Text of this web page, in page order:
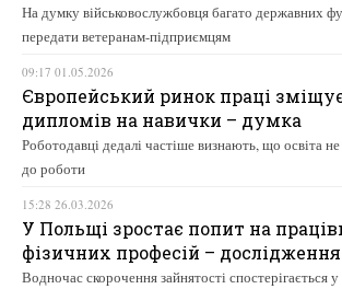
На думку військовослужбовця багато державних
передати ветеранам-підприємцям
09:17 01.05.2026
Європейський ринок праці
дипломів на навички – думка
Роботодавці дедалі частіше визнають, що освіта
до роботи
15:28 26.03.2026
У Польщі зростає попит на
фізичних професій – дослідження
Водночас скорочення зайнятості спостерігається у